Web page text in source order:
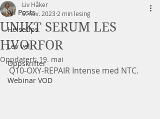
All Posts
Helsetips
Lev vel
Oppskrifter
Webinar VOD
UNIKT SERUM LES
HVORFOR
Liv Håker
6. nov. 2023 2 min lesing
Oppdatert:19. mai
Q10-OXY-REPAIR Intense med NTC.